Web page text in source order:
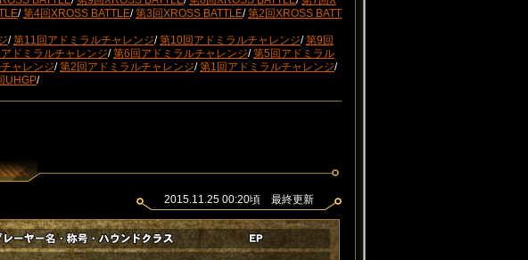
/第4回XROSS BATTLE/第3回XROSS BATTLE/第2回XROSS BATT
/第11回アドミラルチャレンジ/第10回アドミラルチャレンジ/第9回
ドミラルチャレンジ/第6回アドミラルチャレンジ/第5回アドミラル
ャレンジ/第2回アドミラルチャレンジ/第1回アドミラルチャレンジ/
UHGP/
2015.11.25 00:20頃 最終更新